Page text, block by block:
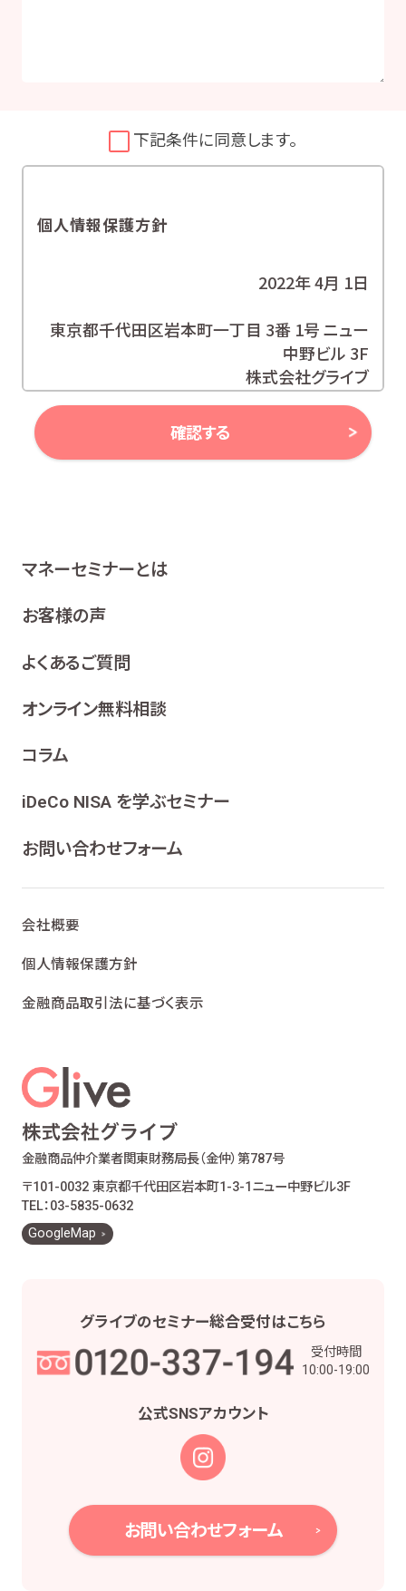
下記条件に同意します。
個人情報保護方針
2022年 4月 1日
東京都千代田区岩本町一丁目 3番 1号 ニュー
中野ビル 3F
株式会社グライブ
代表取締役 安田 潔
当社は、お客様の個人情報及び個人番号（以下「個人情報
当社は、個人情報等の保護に関する関係諸法令、ガイドラ
イン及び、所属金融商品取引業者の社内規程並びにこの
個人情報保護方針を遵守いたします。
2 利用目的
当社は、お客様の同意を得た場合及び法令等により例
必要な範囲内でお客様の個人情報を取り扱います。
ンケート、各種情報提供を行うため
グ及びこれらに付帯・関連する商品・サービスの
当社が取り扱う生命保険、損害保険及びこれら
金融商品仲介業における有価証券・金融商品の
提携会社の金融商品の勧誘・販売、サービスの
供の妥当性を判断するため
お客様ご本人であること又はご本人の代理人で
あることを確認するため
お客様に対し、お取引結果、お預り残高などの報
お客様とのお取引に関する事務を行うため
お客様との契約や法律等に基づく権利の行使や
義務の履行のため
ため
一部について委託された場合等において、委託
お取引先との打合せ、情報提供・連絡、お取引先
の皆様から委託された業務の遂行等を行うため
当社株主様及び当社株式の管理業務、株主様又
は会社による権利の行使・義務の履行、及び法
令に基づく書面・記録・データの作成のため
役職員の給与の計算・支払、人事管理業務のた
め
確認する
金融商品仲介業者関東財務局長（金仲）第787号
〒101-0032 東京都千代田区岩本町1-3-1 ニュー中野ビル3F
TEL：03-5835-0632
GoogleMap
マネーセミナーとは
お客様の声
よくあるご質問
オンライン無料相談
コラム
iDeCo NISA を学ぶセミナー
お問い合わせフォーム
会社概要
個人情報保護方針
金融商品取引法に基づく表示
グライブのセミナー総合受付はこちら
受付時間
10:00-19:00
公式SNSアカウント
お問い合わせフォーム